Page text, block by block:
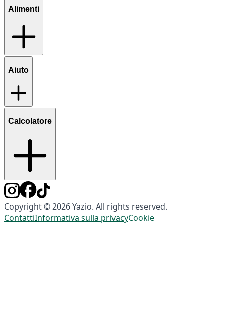
Alimenti
Aiuto
Calcolatore
Copyright © 2026 Yazio. All rights reserved.
ContattiInformativa sulla privacyCookie